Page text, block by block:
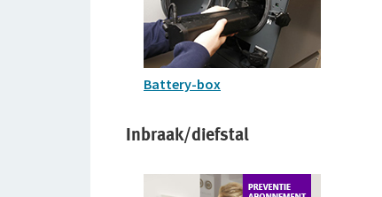
Battery-box
Inbraak/diefstal